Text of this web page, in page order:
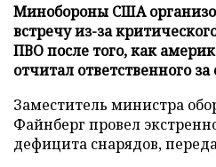
Минобороны США
встречу из-за
ПВО после того, как
отчитал ответственного
Заместитель министра
Файнберг провел
дефицита снарядов,